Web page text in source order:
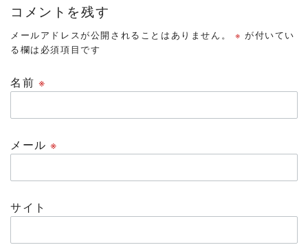
コメントを残す
メールアドレスが公開されることはありません。 ※ が付いてい
る欄は必須項目です
名前 ※
メール※
サイト